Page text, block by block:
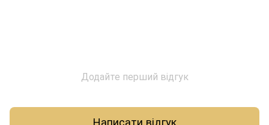
Додайте перший відгук
Написати відгук